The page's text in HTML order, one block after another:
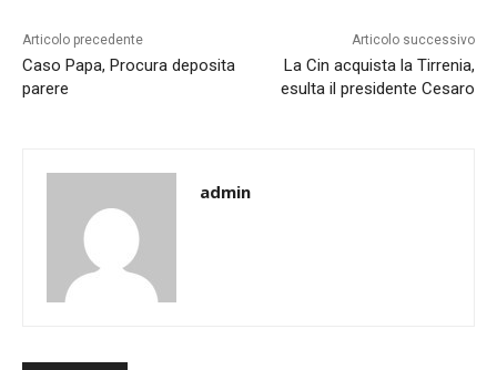
Articolo precedente
Caso Papa, Procura deposita
parere
Articolo successivo
La Cin acquista la Tirrenia,
esulta il presidente Cesaro
admin